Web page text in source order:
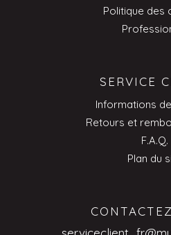
Politique des
SERVICE
Informations
Retours et
F.A.Q.
Plan du